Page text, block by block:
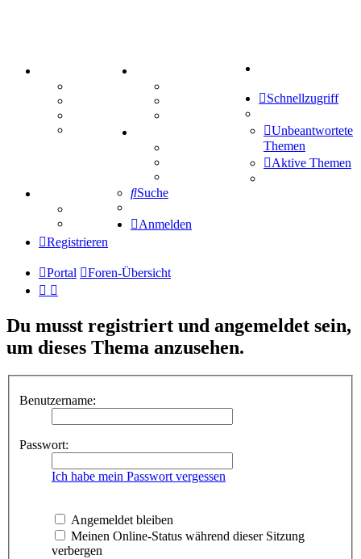
Mastodon
Treffenübersicht
Zitatesammlung
Schiffe versenken
Tipprunde
Comunio
Schnellzugriff
Unbeantwortete
Themen
Aktive Themen
Suche
Anmelden
Registrieren
Portal Foren-Übersicht
Du musst registriert und angemeldet sein,
um dieses Thema anzusehen.
Benutzername:
Passwort:
Ich habe mein Passwort vergessen
Angemeldet bleiben
Meinen Online-Status während dieser Sitzung
verbergen